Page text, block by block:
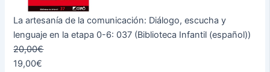
La artesanía de la comunicación: Diálogo, escucha y
lenguaje en la etapa 0-6: 037 (Biblioteca Infantil (español))
20,00€
19,00€